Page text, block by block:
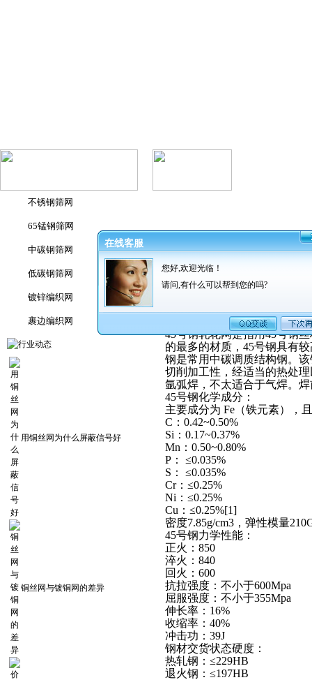
不锈钢筛网
65锰钢筛网
中碳钢筛网
低碳钢筛网
镀锌编织网
裹边编织网
用铜丝网为什么屏蔽信号好
铜丝网与镀铜网的差异
45号钢轧花网是指用45号钢
的最多的材质，45号钢具有
钢是常用中碳调质结构钢。
切削加工性，经适当的热处
氩弧焊，不太适合于气焊。
45号钢化学成分：
主要成分为 Fe（铁元素），
C：0.42~0.50%
Si：0.17~0.37%
Mn：0.50~0.80%
P： ≤0.035%
S： ≤0.035%
Cr：≤0.25%
Ni：≤0.25%
Cu：≤0.25%[1]
密度7.85g/cm3，弹性模量
45号钢力学性能：
正火：850
淬火：840
回火：600
抗拉强度：不小于600Mpa
屈服强度：不小于355Mpa
伸长率：16%
收缩率：40%
冲击功：39J
钢材交货状态硬度：
热轧钢：≤229HB
退火钢：≤197HB
在线客服
您好,欢迎光临！
请问,有什么可以帮到您的吗?